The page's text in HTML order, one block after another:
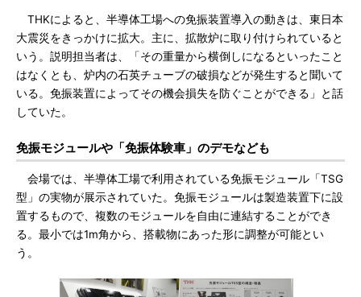
THKによると、半導体工場への免振装置導入の動きは、東日本
大震災をきっかけに拡大。主に、拡散炉に取り付けられていると
いう。説明担当者は、「その重量から横倒しになるといったこと
はなくとも、炉内の石英チューブの破損などが発生すると聞いて
いる。免振装置によってその機会損失を防ぐことができる」と話
していた。
免振モジュールや「免振体験車」のデモなども
会場では、半導体工場で利用されている免振モジュール「TSG
型」の実物が展示されていた。免振モジュールは製造装置下に設
置するもので、複数のモジュールを自由に連結することができ
る。最小では1m角から、搭載物にあった形に調整が可能とい
う。